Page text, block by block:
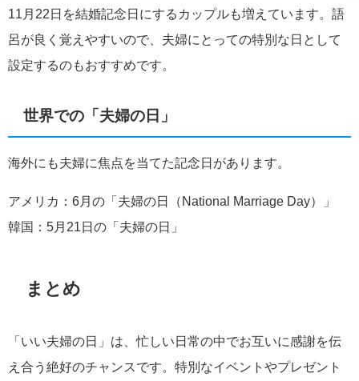
11月22日を結婚記念日にするカップルも増えています。語
呂が良く覚えやすいので、夫婦にとっての特別な日として
設定するのもおすすめです。
世界での「夫婦の日」
海外にも夫婦に焦点を当てた記念日があります。
アメリカ：6月の「夫婦の日（National Marriage Day）」
韓国：5月21日の「夫婦の日」
まとめ
「いい夫婦の日」は、忙しい日常の中でお互いに感謝を伝
え合う絶好のチャンスです。特別なイベントやプレゼント